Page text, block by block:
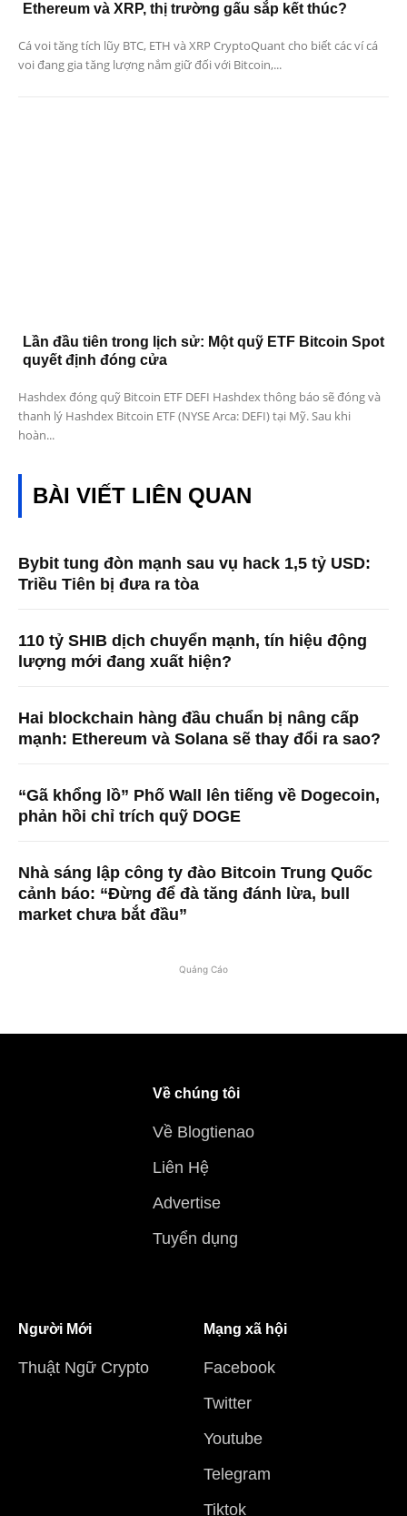
Ethereum và XRP, thị trường gấu sắp kết thúc?
Cá voi tăng tích lũy BTC, ETH và XRP CryptoQuant cho biết các ví cá
voi đang gia tăng lượng nắm giữ đối với Bitcoin,...
Lần đầu tiên trong lịch sử: Một quỹ ETF Bitcoin Spot
quyết định đóng cửa
Hashdex đóng quỹ Bitcoin ETF DEFI Hashdex thông báo sẽ đóng và
thanh lý Hashdex Bitcoin ETF (NYSE Arca: DEFI) tại Mỹ. Sau khi
hoàn...
BÀI VIẾT LIÊN QUAN
Bybit tung đòn mạnh sau vụ hack 1,5 tỷ USD:
Triều Tiên bị đưa ra tòa
110 tỷ SHIB dịch chuyển mạnh, tín hiệu động
lượng mới đang xuất hiện?
Hai blockchain hàng đầu chuẩn bị nâng cấp
mạnh: Ethereum và Solana sẽ thay đổi ra sao?
“Gã khổng lồ” Phố Wall lên tiếng về Dogecoin,
phản hồi chỉ trích quỹ DOGE
Nhà sáng lập công ty đào Bitcoin Trung Quốc
cảnh báo: “Đừng để đà tăng đánh lừa, bull
market chưa bắt đầu”
Quảng Cáo
Về chúng tôi
Về Blogtienao
Liên Hệ
Advertise
Tuyển dụng
Người Mới
Thuật Ngữ Crypto
Mạng xã hội
Facebook
Twitter
Youtube
Telegram
Tiktok